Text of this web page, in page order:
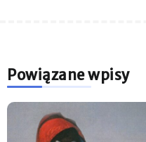
Powiązane wpisy